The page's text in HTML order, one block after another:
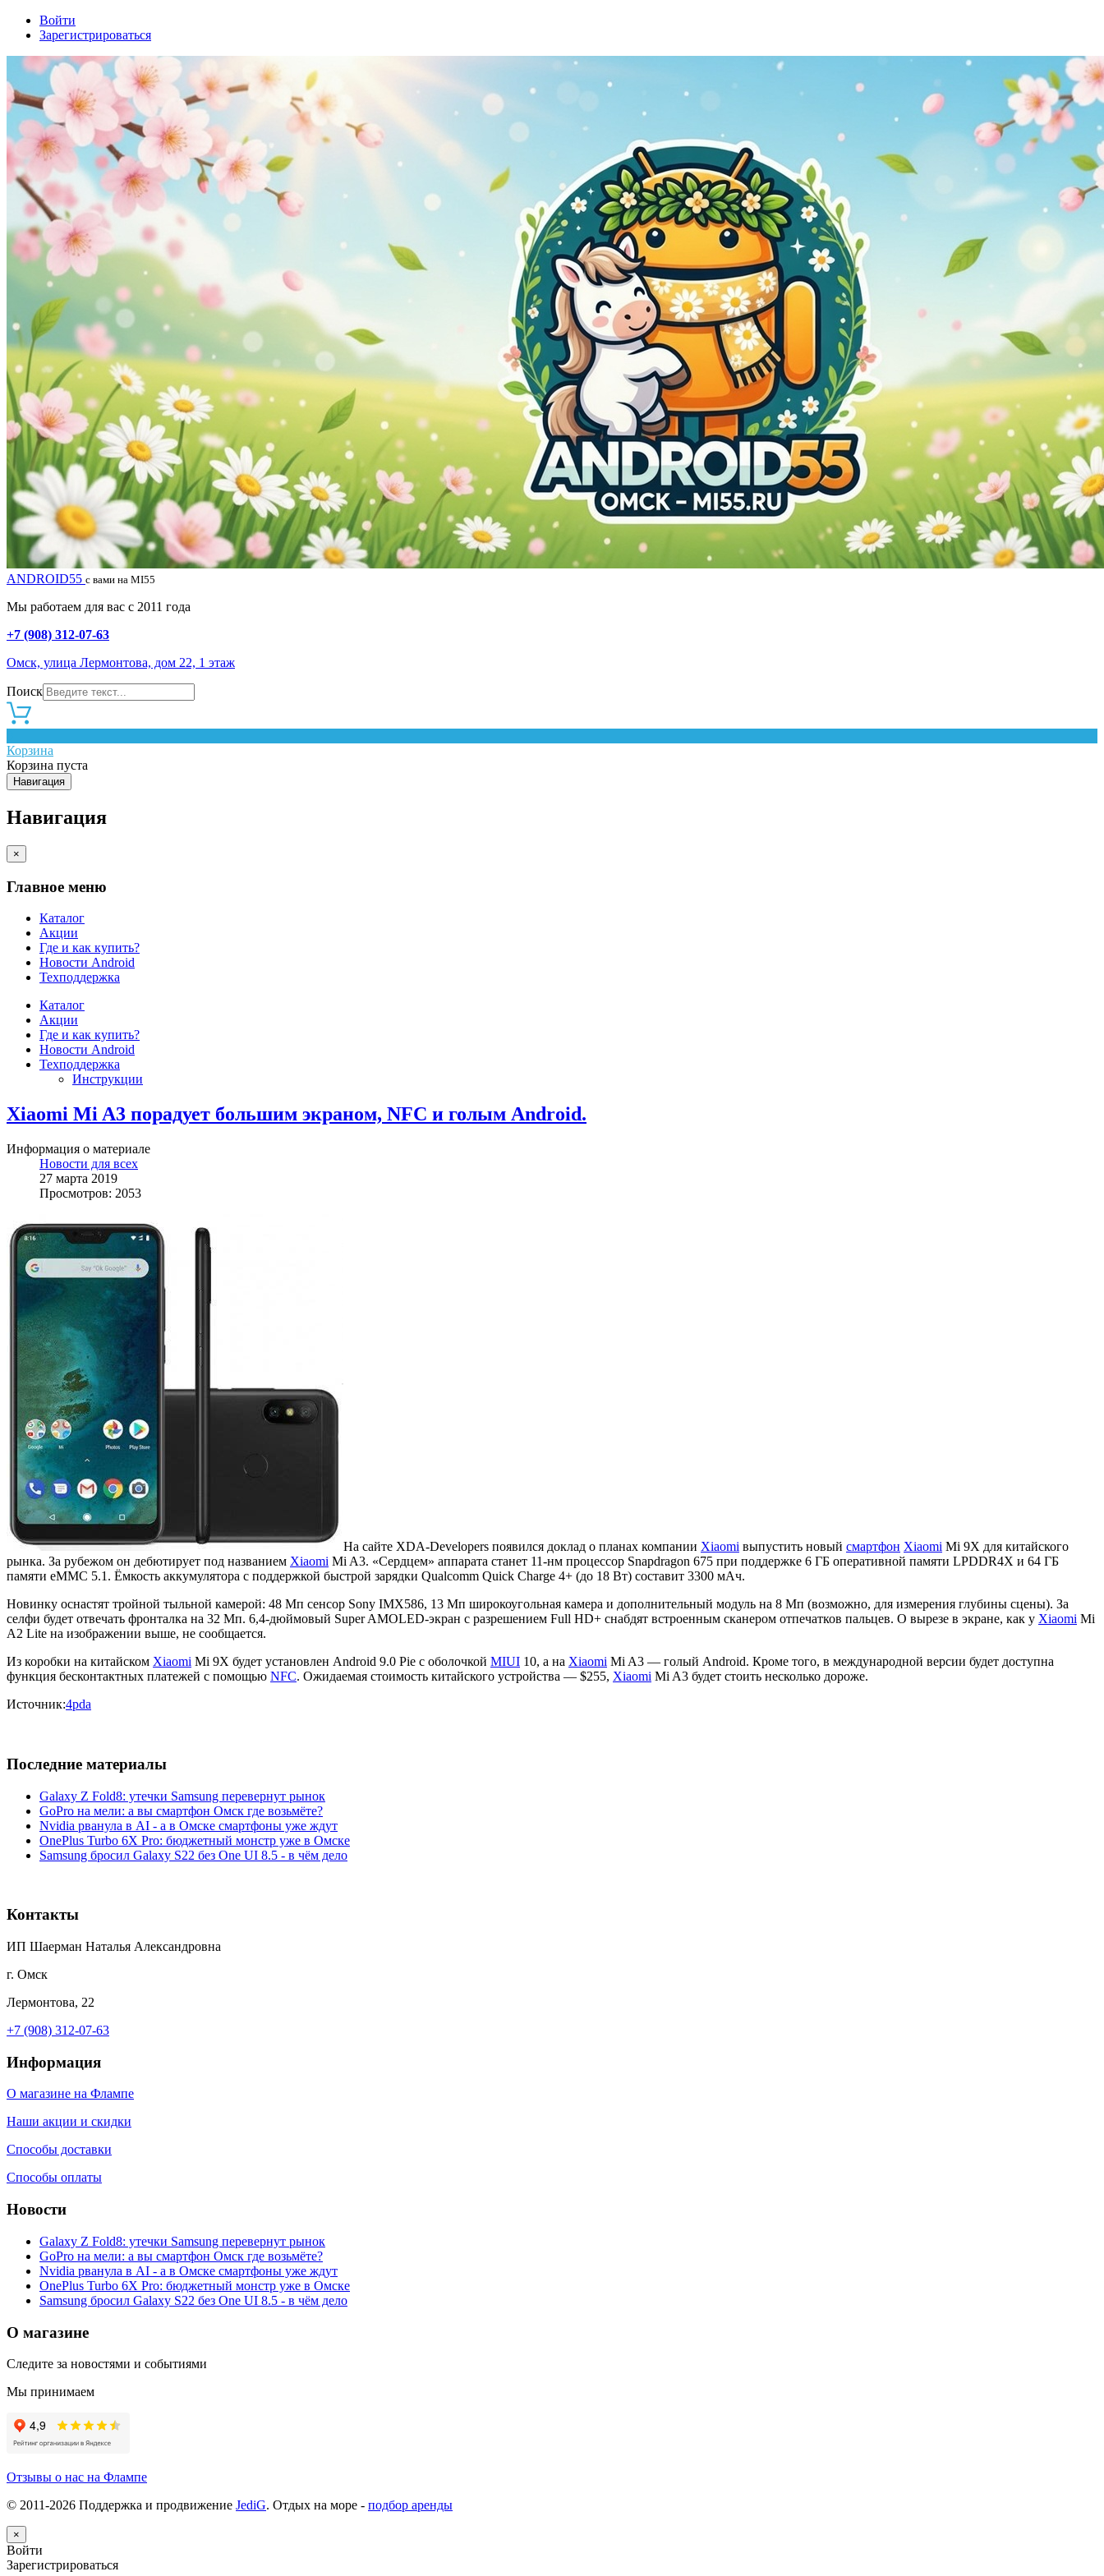
Войти
Зарегистрироваться
ANDROID55 с вами на MI55
Мы работаем для вас с 2011 года
+7 (908) 312-07-63
Омск, улица Лермонтова, дом 22, 1 этаж
Поиск
Корзина
Корзина пуста
Навигация
Навигация
×
Главное меню
Каталог
Акции
Где и как купить?
Новости Android
Техподдержка
Каталог
Акции
Где и как купить?
Новости Android
Техподдержка
Инструкции
Xiaomi Mi A3 порадует большим экраном, NFC и голым Android.
Информация о материале
Новости для всех
27 марта 2019
Просмотров: 2053
На сайте XDA-Developers появился доклад о планах компании Xiaomi выпустить новый смартфон Xiaomi Mi 9X для китайского
рынка. За рубежом он дебютирует под названием Xiaomi Mi A3. «Сердцем» аппарата станет 11-нм процессор Snapdragon 675 при поддержке 6 ГБ оперативной памяти LPDDR4X и 64 ГБ
памяти eMMC 5.1. Ёмкость аккумулятора с поддержкой быстрой зарядки Qualcomm Quick Charge 4+ (до 18 Вт) составит 3300 мАч.
Новинку оснастят тройной тыльной камерой: 48 Мп сенсор Sony IMX586, 13 Мп широкоугольная камера и дополнительный модуль на 8 Мп (возможно, для измерения глубины сцены). За
селфи будет отвечать фронталка на 32 Мп. 6,4-дюймовый Super AMOLED-экран с разрешением Full HD+ снабдят встроенным сканером отпечатков пальцев. О вырезе в экране, как у Xiaomi Mi
A2 Lite на изображении выше, не сообщается.
Из коробки на китайском Xiaomi Mi 9X будет установлен Android 9.0 Pie с оболочкой MIUI 10, а на Xiaomi Mi A3 — голый Android. Кроме того, в международной версии будет доступна
функция бесконтактных платежей с помощью NFC. Ожидаемая стоимость китайского устройства — $255, Xiaomi Mi A3 будет стоить несколько дороже.
Источник:4pda
Последние материалы
Galaxy Z Fold8: утечки Samsung перевернут рынок
GoPro на мели: а вы смартфон Омск где возьмёте?
Nvidia рванула в AI - а в Омске смартфоны уже ждут
OnePlus Turbo 6X Pro: бюджетный монстр уже в Омске
Samsung бросил Galaxy S22 без One UI 8.5 - в чём дело
Контакты
ИП Шаерман Наталья Александровна
г. Омск
Лермонтова, 22
+7 (908) 312-07-63
Информация
О магазине на Флампе
Наши акции и скидки
Способы доставки
Способы оплаты
Новости
Galaxy Z Fold8: утечки Samsung перевернут рынок
GoPro на мели: а вы смартфон Омск где возьмёте?
Nvidia рванула в AI - а в Омске смартфоны уже ждут
OnePlus Turbo 6X Pro: бюджетный монстр уже в Омске
Samsung бросил Galaxy S22 без One UI 8.5 - в чём дело
О магазине
Следите за новостями и событиями
Мы принимаем
Отзывы о нас на Флампе
© 2011-2026 Поддержка и продвижение JediG. Отдых на море - подбор аренды
×
Войти
Зарегистрироваться